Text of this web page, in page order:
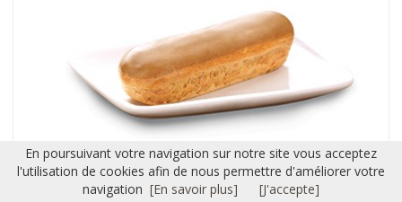
En poursuivant votre navigation sur notre site vous acceptez
l'utilisation de cookies afin de nous permettre d'améliorer votre
navigation [En savoir plus] [J'accepte]